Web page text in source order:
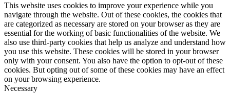
This website uses cookies to improve your experience while you
navigate through the website. Out of these cookies, the cookies that
are categorized as necessary are stored on your browser as they are
essential for the working of basic functionalities of the website. We
also use third-party cookies that help us analyze and understand how
you use this website. These cookies will be stored in your browser
only with your consent. You also have the option to opt-out of these
cookies. But opting out of some of these cookies may have an effect
on your browsing experience.
Necessary